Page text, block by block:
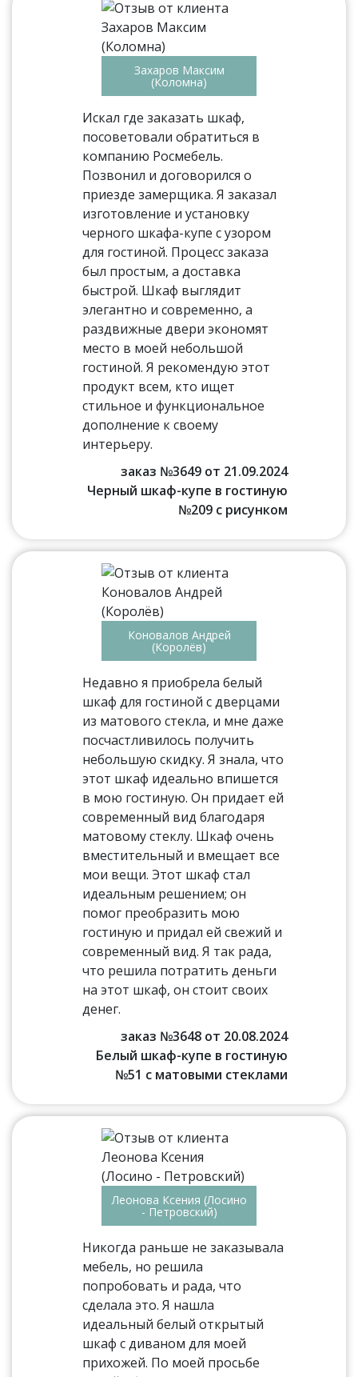
Захаров Максим
(Коломна)
Искал где заказать шкаф,
посоветовали обратиться в
компанию Росмебель.
Позвонил и договорился о
приезде замерщика. Я заказал
изготовление и установку
черного шкафа-купе с узором
для гостиной. Процесс заказа
был простым, а доставка
быстрой. Шкаф выглядит
элегантно и современно, а
раздвижные двери экономят
место в моей небольшой
гостиной. Я рекомендую этот
продукт всем, кто ищет
стильное и функциональное
дополнение к своему
интерьеру.
заказ №3649 от 21.09.2024
Черный шкаф-купе в гостиную
№209 с рисунком
Коновалов Андрей
(Королёв)
Недавно я приобрела белый
шкаф для гостиной с дверцами
из матового стекла, и мне даже
посчастливилось получить
небольшую скидку. Я знала, что
этот шкаф идеально впишется
в мою гостиную. Он придает ей
современный вид благодаря
матовому стеклу. Шкаф очень
вместительный и вмещает все
мои вещи. Этот шкаф стал
идеальным решением; он
помог преобразить мою
гостиную и придал ей свежий и
современный вид. Я так рада,
что решила потратить деньги
на этот шкаф, он стоит своих
денег.
заказ №3648 от 20.08.2024
Белый шкаф-купе в гостиную
№51 с матовыми стеклами
Леонова Ксения (Лосино
- Петровский)
Никогда раньше не заказывала
мебель, но решила
попробовать и рада, что
сделала это. Я нашла
идеальный белый открытый
шкаф с диваном для моей
прихожей. По моей просьбе